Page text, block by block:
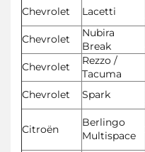
Chevrolet
Lacetti
Chevrolet
Nubira
Break
Chevrolet
Rezzo /
Tacuma
Chevrolet
Spark
Citroën
Berlingo
Multispace